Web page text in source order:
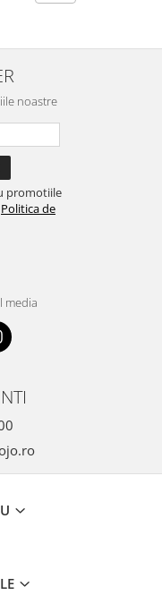
noastre
promotiile
Politica de
media